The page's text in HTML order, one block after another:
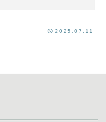
2025.07.11